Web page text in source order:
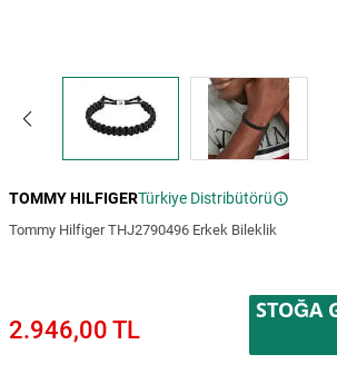
TOMMY HILFIGERTürkiye Distribütörü
Tommy Hilfiger THJ2790496 Erkek Bileklik
2.946,00 TL
STOĞA